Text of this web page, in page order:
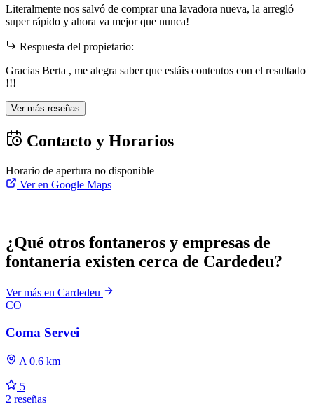
Literalmente nos salvó de comprar una lavadora nueva, la arregló
super rápido y ahora va mejor que nunca!
Respuesta del propietario:
Gracias Berta , me alegra saber que estáis contentos con el resultado
!!!
Ver más reseñas
Contacto y Horarios
Horario de apertura no disponible
Ver en Google Maps
¿Qué otros fontaneros y empresas de
fontanería existen cerca de Cardedeu?
Ver más en Cardedeu
CO
Coma Servei
A 0.6 km
5
2 reseñas